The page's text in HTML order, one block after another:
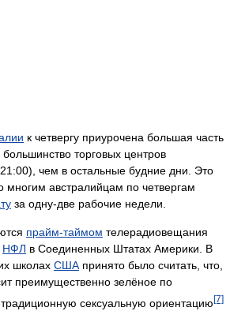
к четвергу приурочена большая часть
торговых центров
чем в остальные будние дни. Это
многим австралийцам по четвергам
за одну-две рабочие недели.
прайм-таймом телерадиовещания
НФЛ в Соединенных Штатах Америки. В
школах СШАпринято было считать, что,
преимущественно зелёное по
сексуальную ориентацию [7]